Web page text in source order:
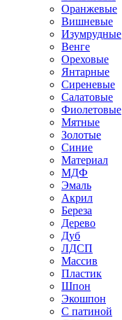
Оранжевые
Вишневые
Изумрудные
Венге
Ореховые
Янтарные
Сиреневые
Салатовые
Фиолетовые
Мятные
Золотые
Синие
Материал
МДФ
Эмаль
Акрил
Береза
Дерево
Дуб
ЛДСП
Массив
Пластик
Шпон
Экошпон
С патиной